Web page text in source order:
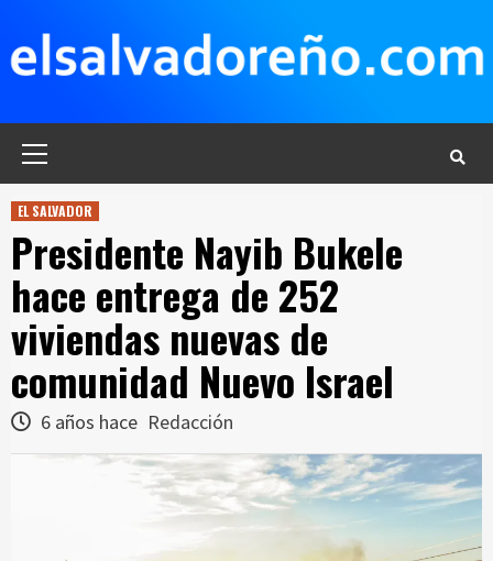
contenido
EL SALVADOR
Presidente Nayib Bukele
hace entrega de 252
viviendas nuevas de
comunidad Nuevo Israel
6 años hace Redacción